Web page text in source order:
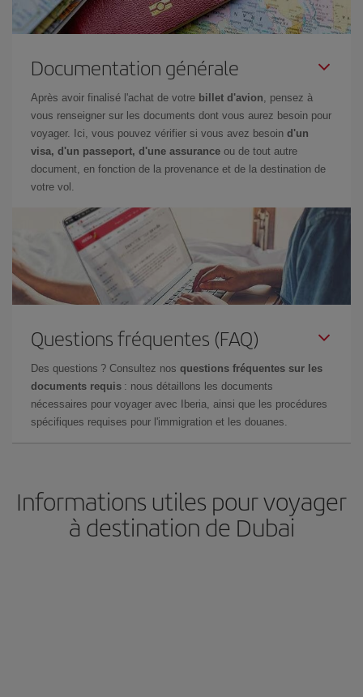
Documentation générale
Après avoir finalisé l'achat de votre billet d'avion, pensez à
vous renseigner sur les documents dont vous aurez besoin pour
voyager. Ici, vous pouvez vérifier si vous avez besoin d'un
visa, d'un passeport, d'une assurance ou de tout autre
document, en fonction de la provenance et de la destination de
votre vol.
Questions fréquentes (FAQ)
Des questions ? Consultez nos questions fréquentes sur les
documents requis : nous détaillons les documents
nécessaires pour voyager avec Iberia, ainsi que les procédures
spécifiques requises pour l'immigration et les douanes.
Informations utiles pour voyager
à destination de Dubai